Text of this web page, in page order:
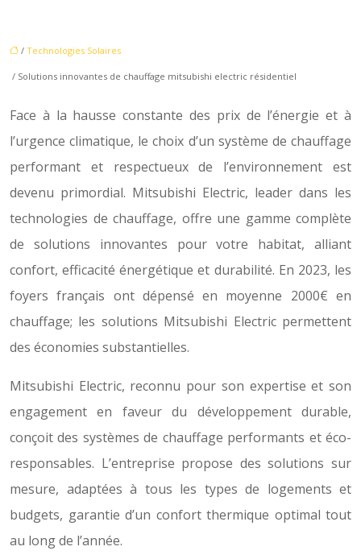
/ Technologies Solaires
/ Solutions innovantes de chauffage mitsubishi electric résidentiel
Face à la hausse constante des prix de l’énergie et à
l’urgence climatique, le choix d’un système de chauffage
performant et respectueux de l’environnement est
devenu primordial. Mitsubishi Electric, leader dans les
technologies de chauffage, offre une gamme complète
de solutions innovantes pour votre habitat, alliant
confort, efficacité énergétique et durabilité. En 2023, les
foyers français ont dépensé en moyenne 2000€ en
chauffage; les solutions Mitsubishi Electric permettent
des économies substantielles.
Mitsubishi Electric, reconnu pour son expertise et son
engagement en faveur du développement durable,
conçoit des systèmes de chauffage performants et éco-
responsables. L’entreprise propose des solutions sur
mesure, adaptées à tous les types de logements et
budgets, garantie d’un confort thermique optimal tout
au long de l’année.